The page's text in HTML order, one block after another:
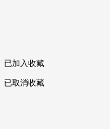
已加入收藏
已取消收藏